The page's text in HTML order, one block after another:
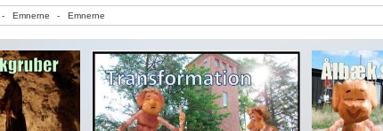
- Emnerne - Emnerne